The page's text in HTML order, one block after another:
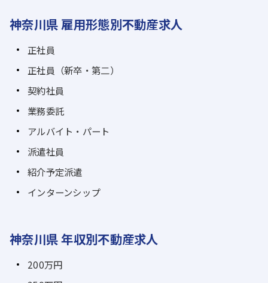
神奈川県 雇用形態別不動産求人
正社員
正社員（新卒・第二）
契約社員
業務委託
アルバイト・パート
派遣社員
紹介予定派遣
インターンシップ
神奈川県 年収別不動産求人
200万円